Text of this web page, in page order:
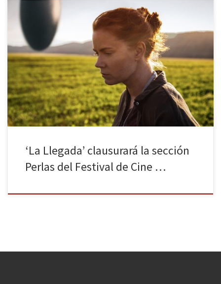
Tenemos el placer de anunciar la participación de “LA LLEGADA”
en la próxima edición del Festival de Cine de San Sebastián
dentro de la Sección Perlas. El nuevo trabajo del aclamado
director Denis Villeneuve (Sicario, Prisioneros), que no formará
parte de la competición por el Premio del Público, se proyectará
[…]
‘La Llegada’ clausurará la sección
Perlas del Festival de Cine …